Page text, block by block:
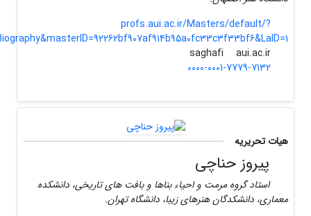
profs.aui.ac.ir/Masters/default/?
saghafi
aui.ac.ir
0000-0001-7779-7132
هیات تحریریه
پیروز حناچی
استاد گروه مرمت و احیاء بناها و بافت های تاریخی، دانشکده
معماری، دانشکدگان هنرهای زیبا، دانشگاه تهران.